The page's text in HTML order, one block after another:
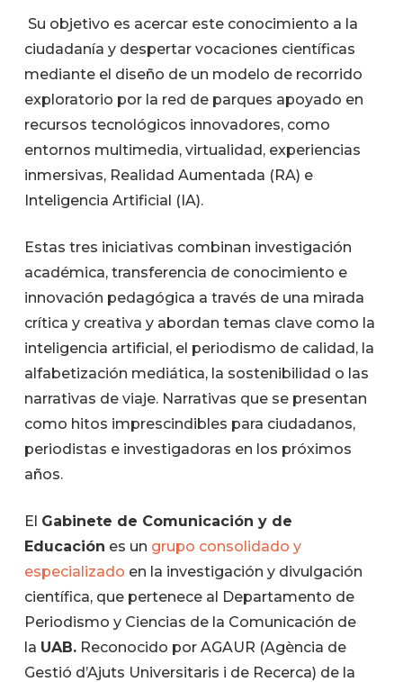
Su objetivo es acercar este conocimiento a la
ciudadanía y despertar vocaciones científicas
mediante el diseño de un modelo de recorrido
exploratorio por la red de parques apoyado en
recursos tecnológicos innovadores, como
entornos multimedia, virtualidad, experiencias
inmersivas, Realidad Aumentada (RA) e
Inteligencia Artificial (IA).
Estas tres iniciativas combinan investigación
académica, transferencia de conocimiento e
innovación pedagógica a través de una mirada
crítica y creativa y abordan temas clave como la
inteligencia artificial, el periodismo de calidad, la
alfabetización mediática, la sostenibilidad o las
narrativas de viaje. Narrativas que se presentan
como hitos imprescindibles para ciudadanos,
periodistas e investigadoras en los próximos
años.
El Gabinete de Comunicación y de
Educación es un grupo consolidado y
especializado en la investigación y divulgación
científica, que pertenece al Departamento de
Periodismo y Ciencias de la Comunicación de
la UAB.Reconocido por AGAUR (Agència de
Gestió d’Ajuts Universitaris i de Recerca) de la